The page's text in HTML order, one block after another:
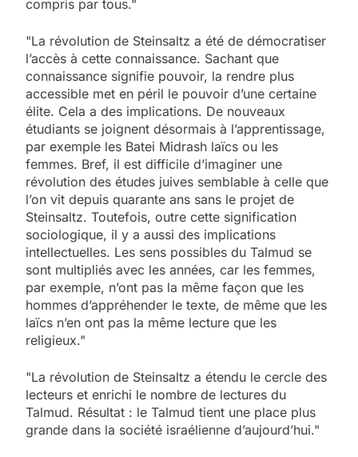
compris par tous."
"La révolution de Steinsaltz a été de démocratiser
l’accès à cette connaissance. Sachant que
connaissance signifie pouvoir, la rendre plus
accessible met en péril le pouvoir d’une certaine
élite. Cela a des implications. De nouveaux
étudiants se joignent désormais à l’apprentissage,
par exemple les Batei Midrash laïcs ou les
femmes. Bref, il est difficile d’imaginer une
révolution des études juives semblable à celle que
l’on vit depuis quarante ans sans le projet de
Steinsaltz. Toutefois, outre cette signification
sociologique, il y a aussi des implications
intellectuelles. Les sens possibles du Talmud se
sont multipliés avec les années, car les femmes,
par exemple, n’ont pas la même façon que les
hommes d’appréhender le texte, de même que les
laïcs n’en ont pas la même lecture que les
religieux."
"La révolution de Steinsaltz a étendu le cercle des
lecteurs et enrichi le nombre de lectures du
Talmud. Résultat : le Talmud tient une place plus
grande dans la société israélienne d’aujourd’hui."